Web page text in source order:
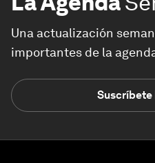
Una actualización
importantes de la
Suscríbete